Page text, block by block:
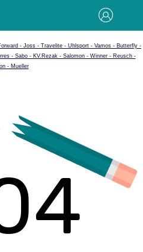
- Joss - Travelite - Uhlsport - Vamos - Butterfly -
- Sabo - KV.Rezak - Salomon - Winner - Reusch -
- Mueller